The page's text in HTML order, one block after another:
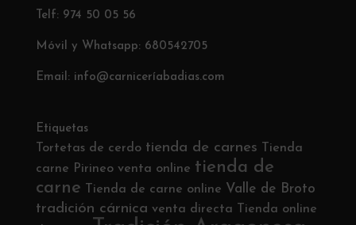
Telf: 974 50 05 56
Móvil y Whatsapp: 680542705
Email: info@carniceríabadias.com
Etiquetas
Tortetas de cerdo tienda de carnes
Tienda
carne Pirineo venta online tienda de
carne
Tienda de carne online Valle de Broto
tradición cárnica venta directa
Tienda online